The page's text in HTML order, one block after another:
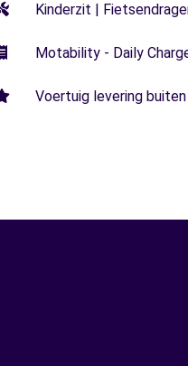
Kinderzit |
Motability - Daily
Voertuig levering